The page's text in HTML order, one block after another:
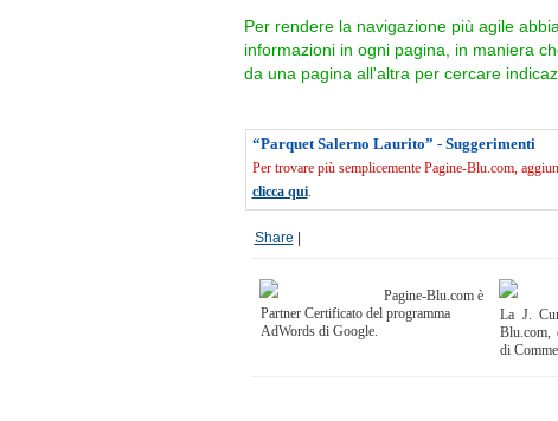
Per rendere la navigazione più agile
informazioni in ogni pagina, in maniera
da una pagina all'altra per cercare
“Parquet Salerno Laurito” - Suggerimenti
Per trovare più semplicemente Pagine-Blu.com,
clicca qui.
Share
Pagine-Blu.com è
Partner Certificato del programma
AdWords di Google.
La J.
Blu.com,
di